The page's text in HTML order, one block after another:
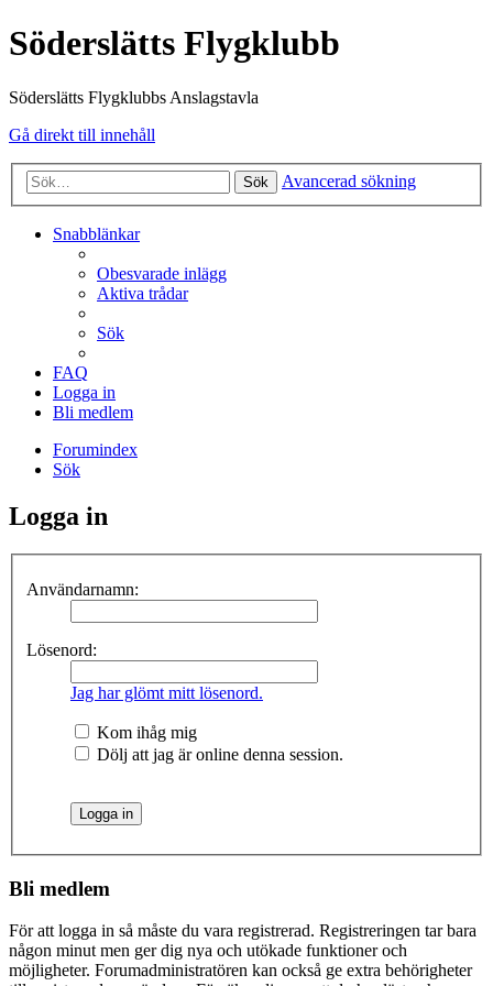
Söderslätts Flygklubb
Söderslätts Flygklubbs Anslagstavla
Gå direkt till innehåll
Sök Avancerad sökning
Snabblänkar
Obesvarade inlägg
Aktiva trådar
Sök
FAQ
Logga in
Bli medlem
Forumindex
Sök
Logga in
Användarnamn:
Lösenord:
Jag har glömt mitt lösenord.
Kom ihåg mig
Dölj att jag är online denna session.
Bli medlem
För att logga in så måste du vara registrerad. Registreringen tar bara
någon minut men ger dig nya och utökade funktioner och
möjligheter. Forumadministratören kan också ge extra behörigheter